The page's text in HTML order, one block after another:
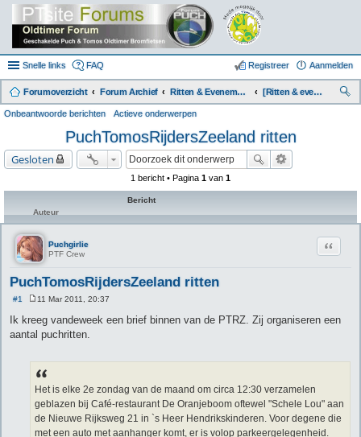
Snelle links FAQ Aanmelden
Registreer
Forumoverzicht Forum Archief Ritten & Evenementen (Archief)
[Ritten & evenementen] Agenda 2011
Onbeantwoorde berichten Actieve onderwerpen
PuchTomosRijdersZeeland ritten
Gesloten
1 bericht • Pagina 1 van 1
Bericht
Auteur
Puchgirlie
PTF Crew
PuchTomosRijdersZeeland ritten
Citeer
#1
r
t
11 Mar 2011, 20:37
Ik kreeg vandeweek een brief binnen van de PTRZ. Zij organiseren een
aantal puchritten.
Het is elke 2e zondag van de maand om circa 12:30 verzamelen
geblazen bij Café-restaurant De Oranjeboom oftewel "Schele Lou" aan
de Nieuwe Rijksweg 21 in `s Heer Hendrikskinderen. Voor degene die
met een auto met aanhanger komt, er is volop parkeergelegenheid.